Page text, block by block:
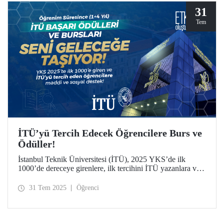
31
Tem
İTÜ’yü Tercih Edecek Öğrencilere Burs ve
Ödüller!
İstanbul Teknik Üniversitesi (İTÜ), 2025 YKS’de ilk
1000’de dereceye girenlere, ilk tercihini İTÜ yazanlara ve
çekiyor.
31 Tem 2025 Öğrenci